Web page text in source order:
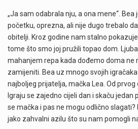
„Ja sam odabrala nju, a ona mene“. Bea
početku, oprezna, ali nije dugo trebalo
obitelji. Kroz godine nam stalno
tome što smo joj pružili topao dom.
mahanjem repa kada dođemo doma ne
zamijeniti. Bea uz mnogo svojih
najboljeg prijatelja, mačka Lea. Od prvog
Igraju se zajedno cijeli dan i skaču jedan
se mačka i pas ne mogu odlično
jako zahvalni azilu što su nam pomogli